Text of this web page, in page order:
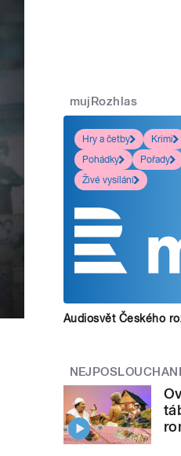
mujRozhlas
Hry a četby
Krimi
Pohádky
Pořady
Živé vysílání
Audiosvět Českého